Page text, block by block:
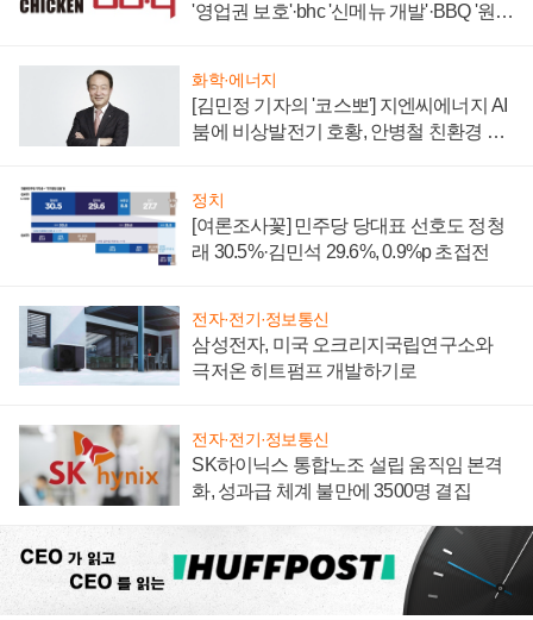
'영업권 보호'·bhc '신메뉴 개발'·BBQ '원가
화학·에너지
[김민정 기자의 '코스뽀'] 지엔씨에너지 AI
붐에 비상발전기 호황, 안병철 친환경 에
정치
[여론조사꽃] 민주당 당대표 선호도 정청
래 30.5%·김민석 29.6%, 0.9%p 초접전
전자·전기·정보통신
삼성전자, 미국 오크리지국립연구소와
극저온 히트펌프 개발하기로
전자·전기·정보통신
SK하이닉스 통합노조 설립 움직임 본격
화, 성과급 체계 불만에 3500명 결집